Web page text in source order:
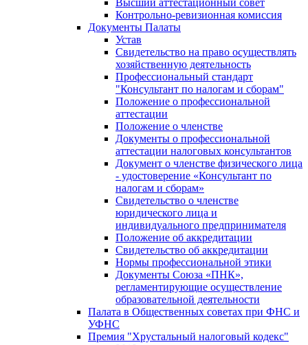
Высший аттестационный совет
Контрольно-ревизионная комиссия
Документы Палаты
Устав
Свидетельство на право осуществлять
хозяйственную деятельность
Профессиональный стандарт
"Консультант по налогам и сборам"
Положение о профессиональной
аттестации
Положение о членстве
Документы о профессиональной
аттестации налоговых консультантов
Документ о членстве физического лица
- удостоверение «Консультант по
налогам и сборам»
Свидетельство о членстве
юридического лица и
индивидуального предпринимателя
Положение об аккредитации
Свидетельство об аккредитации
Нормы профессиональной этики
Документы Союза «ПНК»,
регламентирующие осуществление
образовательной деятельности
Палата в Общественных советах при ФНС и
УФНС
Премия "Хрустальный налоговый кодекс"